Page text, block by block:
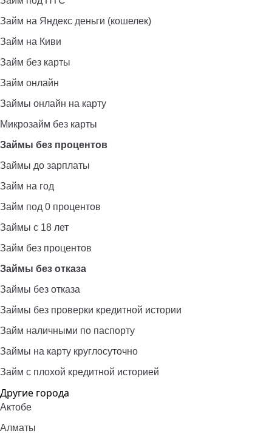
Займ на Яндекс деньги (кошелек)
Займ на Киви
Займ без карты
Займ онлайн
Займы онлайн на карту
Микрозайм без карты
Займы без процентов
Займы до зарплаты
Займ на год
Займ под 0 процентов
Займы с 18 лет
Займ без процентов
Займы без отказа
Займы без отказа
Займы без проверки кредитной истории
Займ наличными по паспорту
Займы на карту круглосуточно
Займ с плохой кредитной историей
Другие города
Актобе
Алматы